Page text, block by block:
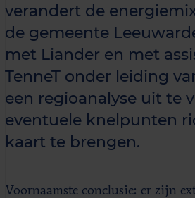
verandert de
de gemeente
met Liander en met
TenneT onder leiding
een regioanalyse uit te
eventuele knelpunten
kaart te brengen.
Voornaamste conclusie: er zijn